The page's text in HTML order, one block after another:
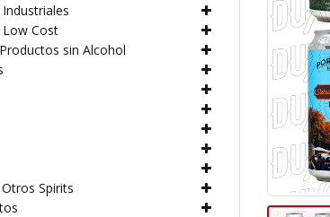
Low Cost
sin Alcohol
Spirits